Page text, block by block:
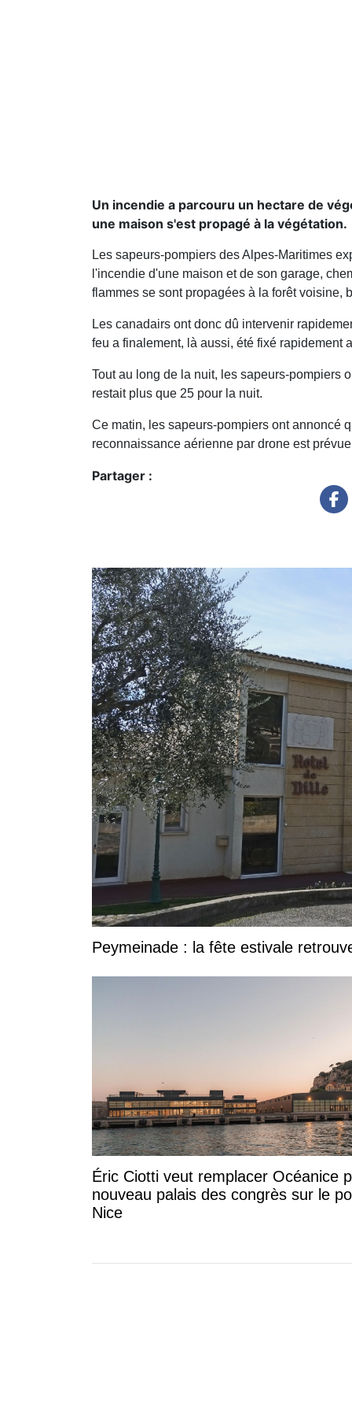
Un incendie a parcouru un hectare de
une maison s'est propagé à la végétation.
Les sapeurs-pompiers des Alpes-Maritimes
l'incendie d'une maison et de son garage,
flammes se sont propagées à la forêt voisine,
Les canadairs ont donc dû intervenir
feu a finalement, là aussi, été fixé rapidement
Tout au long de la nuit, les sapeurs-pompiers
restait plus que 25 pour la nuit.
Ce matin, les sapeurs-pompiers ont annoncé
reconnaissance aérienne par drone est
Partager :
Peymeinade : la fête estivale
Éric Ciotti veut remplacer Océanice
nouveau palais des congrès sur le
Nice